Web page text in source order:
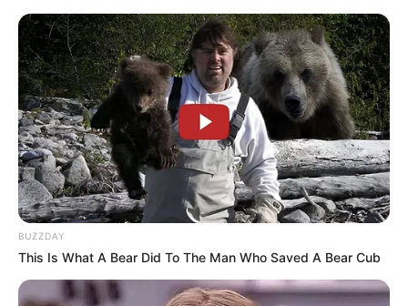
als Garten des himmlischen Friedens
bezeichnete und von chinesischen
Fachleuten mit aus China importierten Baumaterial
angelegte Garten immer einen Besuch Wert.
MyZeil
In der Zeil, der Haupteinkaufsstraße von
Frankfurt, steht eine vom Stararchitekten
Massimiliano Fuksas aus Rom entworfene
imposante Stahl-Glaskonstruktion, die durch ihr
Stadtrundfahrt durch Frankfurt am Main
BUZZDAY
This Is What A Bear Did To The Man Who Saved A Bear Cub